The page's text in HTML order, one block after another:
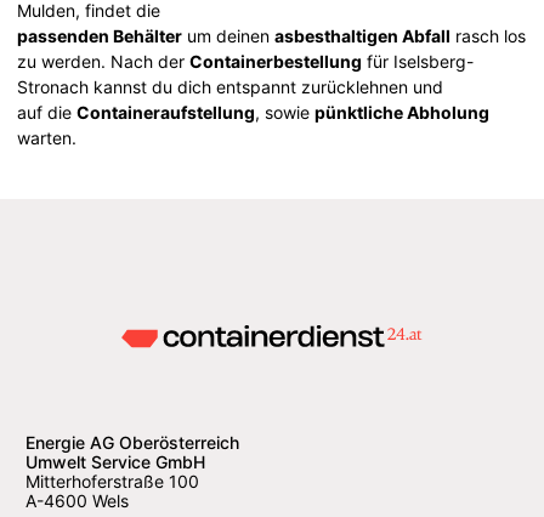
Mulden, findet die
passenden Behälter um deinenasbesthaltigen Abfall rasch los
zu werden. Nach derContainerbestellung für Iselsberg-
Stronach kannst du dich entspannt zurücklehnen und
auf dieContaineraufstellung, sowiepünktliche Abholung
warten.
Energie AG Oberösterreich
Umwelt Service GmbH
Mitterhoferstraße 100
A-4600 Wels